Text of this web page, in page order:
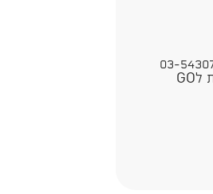
לשאלות בנוגע לביטולים והחזרים (ע"פ תקנון אתר המכירה) יש לפנות לGO